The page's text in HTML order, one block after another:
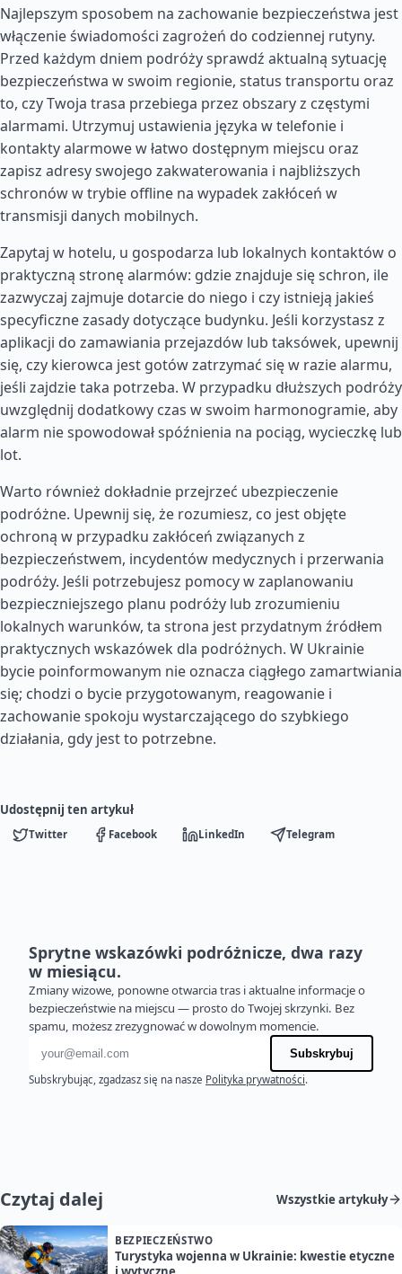
Najlepszym sposobem na zachowanie bezpieczeństwa jest
włączenie świadomości zagrożeń do codziennej rutyny.
Przed każdym dniem podróży sprawdź aktualną sytuację
bezpieczeństwa w swoim regionie, status transportu oraz
to, czy Twoja trasa przebiega przez obszary z częstymi
alarmami. Utrzymuj ustawienia języka w telefonie i
kontakty alarmowe w łatwo dostępnym miejscu oraz
zapisz adresy swojego zakwaterowania i najbliższych
schronów w trybie offline na wypadek zakłóceń w
transmisji danych mobilnych.
Zapytaj w hotelu, u gospodarza lub lokalnych kontaktów o
praktyczną stronę alarmów: gdzie znajduje się schron, ile
zazwyczaj zajmuje dotarcie do niego i czy istnieją jakieś
specyficzne zasady dotyczące budynku. Jeśli korzystasz z
aplikacji do zamawiania przejazdów lub taksówek, upewnij
się, czy kierowca jest gotów zatrzymać się w razie alarmu,
jeśli zajdzie taka potrzeba. W przypadku dłuższych podróży
uwzględnij dodatkowy czas w swoim harmonogramie, aby
alarm nie spowodował spóźnienia na pociąg, wycieczkę lub
lot.
Warto również dokładnie przejrzeć ubezpieczenie
podróżne. Upewnij się, że rozumiesz, co jest objęte
ochroną w przypadku zakłóceń związanych z
bezpieczeństwem, incydentów medycznych i przerwania
podróży. Jeśli potrzebujesz pomocy w zaplanowaniu
bezpieczniejszego planu podróży lub zrozumieniu
lokalnych warunków, ta strona jest przydatnym źródłem
praktycznych wskazówek dla podróżnych. W Ukrainie
bycie poinformowanym nie oznacza ciągłego zamartwiania
się; chodzi o bycie przygotowanym, reagowanie i
zachowanie spokoju wystarczającego do szybkiego
działania, gdy jest to potrzebne.
Udostępnij ten artykuł
Twitter Facebook LinkedIn Telegram
Sprytne wskazówki podróżnicze, dwa razy
w miesiącu.
Zmiany wizowe, ponowne otwarcia tras i aktualne informacje o
bezpieczeństwie na miejscu — prosto do Twojej skrzynki. Bez
spamu, możesz zrezygnować w dowolnym momencie.
Adres e-mail
Subskrybuj
Subskrybując, zgadzasz się na nasze Polityka prywatności.
Czytaj dalej Wszystkie artykuły
BEZPIECZEŃSTWO
Turystyka wojenna w Ukrainie: kwestie etyczne